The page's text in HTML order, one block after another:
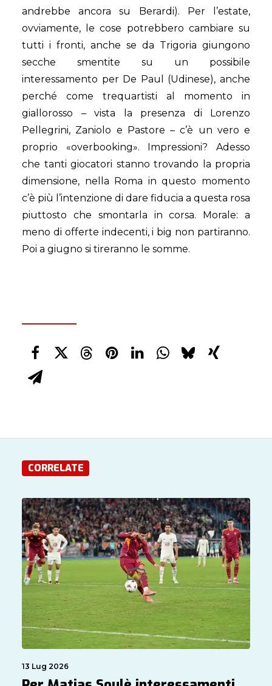
andrebbe ancora su Berardi). Per l’estate,
ovviamente, le cose potrebbero cambiare su
tutti i fronti, anche se da Trigoria giungono
secche smentite su un possibile
interessamento per De Paul (Udinese), anche
perché come trequartisti al momento in
giallorosso – vista la presenza di Lorenzo
Pellegrini, Zaniolo e Pastore – c’è un vero e
proprio «overbooking». Impressioni? Adesso
che tanti giocatori stanno trovando la propria
dimensione, nella Roma in questo momento
c’è più l’intenzione di dare fiducia a questa rosa
piuttosto che smontarla in corsa. Morale: a
meno di offerte indecenti, i big non partiranno.
Poi a giugno si tireranno le somme.
CORRELATE
13 Lug 2026